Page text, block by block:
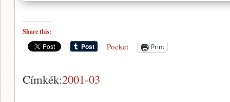
Share this:
Pocket Print
Címkék:2001-03